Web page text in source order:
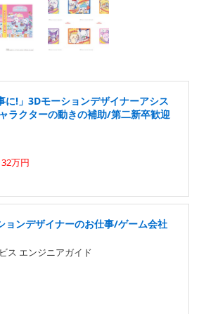
に!」3Dモーションデザイナーアシス
ラクターの動きの補助/第二新卒歓迎
万円
ョンデザイナーのお仕事/ゲーム会社
ス エンジニアガイド